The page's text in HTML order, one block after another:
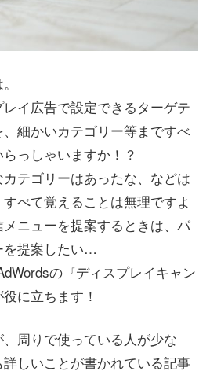
イ広告で設定できるターゲテ
細かいカテゴリー等まですべ
っしゃいますか！？
カテゴリーはあったな、などは
べて覚えることは無理ですよ
ニューを提案するときは、パ
を提案したい…
の『ディスプレイキャン
に立ちます！
周りで使っている人が少な
しいことが書かれている記事